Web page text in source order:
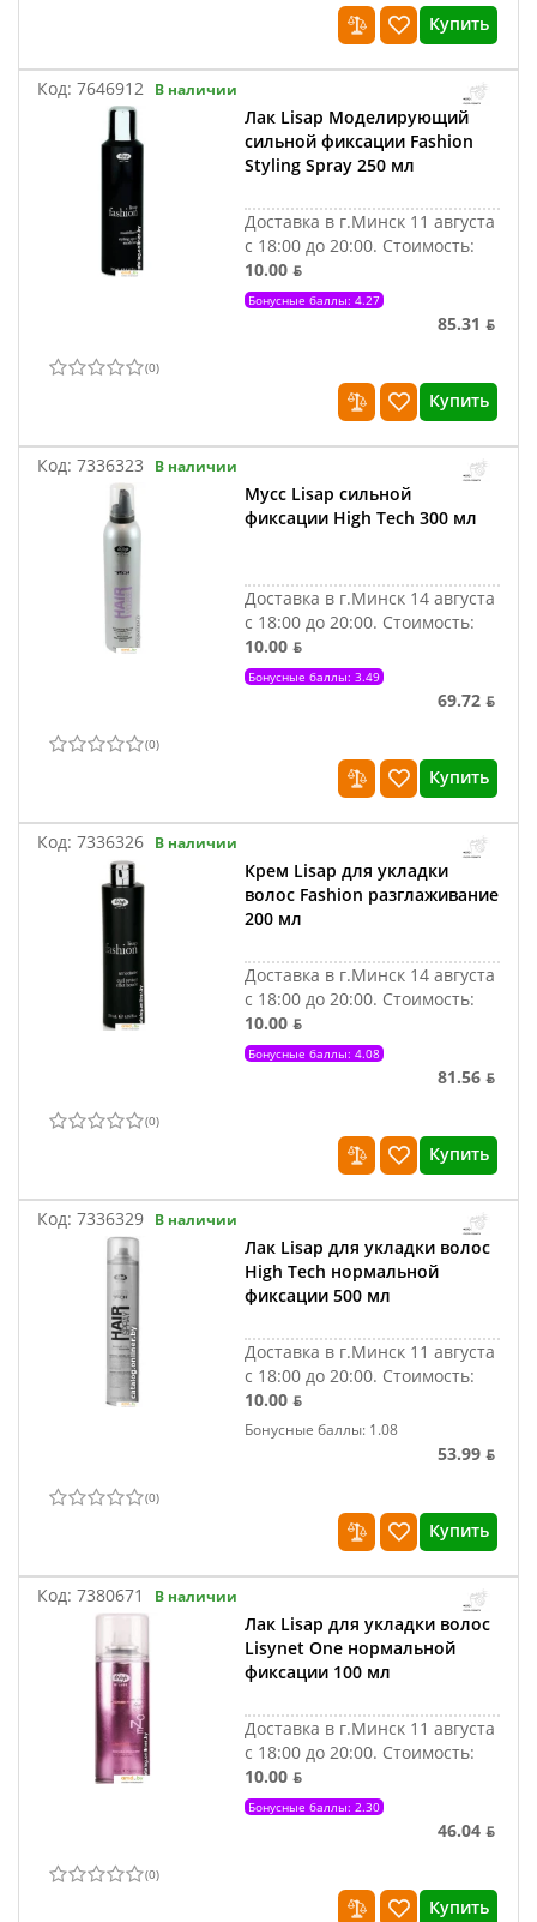
Купить
Код: 7646912 В наличии
Лак Lisap Моделирующий
сильной фиксации Fashion
Styling Spray 250 мл
Доставка в г.Минск 11 августа
с 18:00 до 20:00. Стоимость:
10.00 ƃ
Бонусные баллы: 4.27
85.31 ƃ
(0)
Купить
Код: 7336323 В наличии
Мусс Lisap сильной
фиксации High Tech 300 мл
Доставка в г.Минск 14 августа
с 18:00 до 20:00. Стоимость:
10.00 ƃ
Бонусные баллы: 3.49
69.72 ƃ
(0)
Купить
Код: 7336326 В наличии
Крем Lisap для укладки
волос Fashion разглаживание
200 мл
Доставка в г.Минск 14 августа
с 18:00 до 20:00. Стоимость:
10.00 ƃ
Бонусные баллы: 4.08
81.56 ƃ
(0)
Купить
Код: 7336329 В наличии
Лак Lisap для укладки волос
High Tech нормальной
фиксации 500 мл
Доставка в г.Минск 11 августа
с 18:00 до 20:00. Стоимость:
10.00 ƃ
Бонусные баллы: 1.08
53.99 ƃ
(0)
Купить
Код: 7380671 В наличии
Лак Lisap для укладки волос
Lisynet One нормальной
фиксации 100 мл
Доставка в г.Минск 11 августа
с 18:00 до 20:00. Стоимость:
10.00 ƃ
Бонусные баллы: 2.30
46.04 ƃ
(0)
Купить